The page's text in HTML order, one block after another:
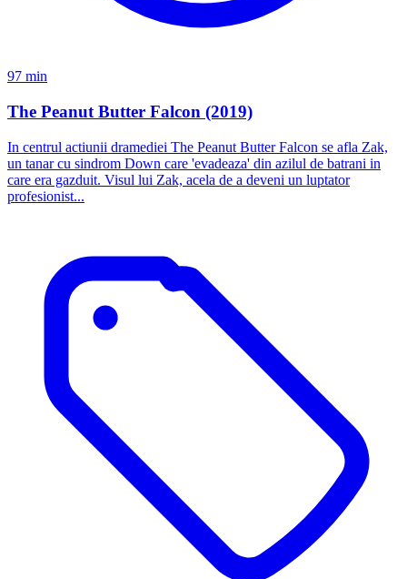
97 min
The Peanut Butter Falcon (2019)
In centrul actiunii dramediei The Peanut Butter Falcon se afla Zak,
un tanar cu sindrom Down care 'evadeaza' din azilul de batrani in
care era gazduit. Visul lui Zak, acela de a deveni un luptator
profesionist...